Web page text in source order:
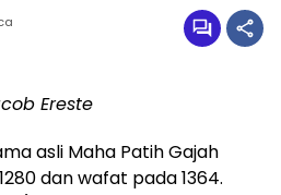
Ereste
asli Maha Patih Gajah
dan wafat pada 1364.